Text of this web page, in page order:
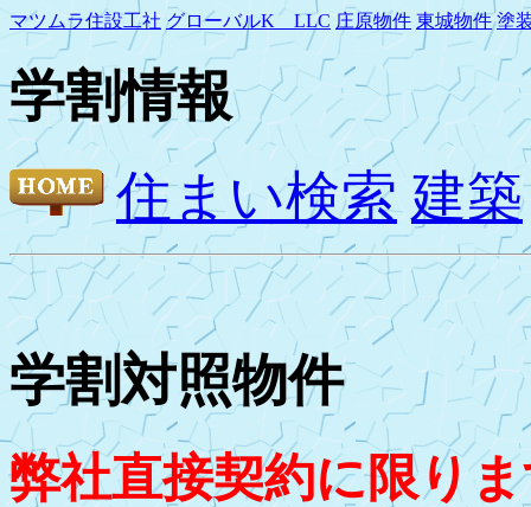
マツムラ住設工社 グローバルK LLC 庄原物件 東城物件 塗
学割情報
住まい検索 建築
学割対照物件
弊社直接契約に限り